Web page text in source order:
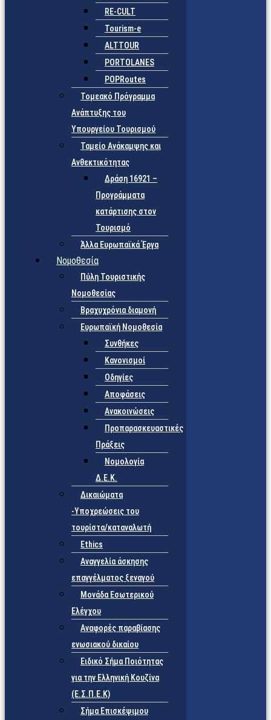
RE-CULT
Tourism-e
ALTTOUR
PORTOLANES
POPRoutes
Τομεακό Πρόγραμμα
Ανάπτυξης του
Υπουργείου Τουρισμού
Ταμείο Ανάκαμψης και
Ανθεκτικότητας
Δράση 16921 –
Προγράμματα
κατάρτισης στον
Τουρισμό
Άλλα Ευρωπαϊκά Έργα
Νομοθεσία
Πύλη Τουριστικής
Νομοθεσίας
Βραχυχρόνια διαμονή
Ευρωπαϊκή Νομοθεσία
Συνθήκες
Κανονισμοί
Οδηγίες
Αποφάσεις
Ανακοινώσεις
Προπαρασκευαστικές
Πράξεις
Νομολογία
Δ.Ε.Κ.
Δικαιώματα
-Υποχρεώσεις του
τουρίστα/καταναλωτή
Ethics
Αναγγελία άσκησης
επαγγέλματος ξεναγού
Μονάδα Εσωτερικού
Ελέγχου
Αναφορές παραβίασης
ενωσιακού δικαίου
Ειδικό Σήμα Ποιότητας
για την Ελληνική Κουζίνα
(Ε.Σ.Π.Ε.Κ)
Σήμα Επισκέψιμου